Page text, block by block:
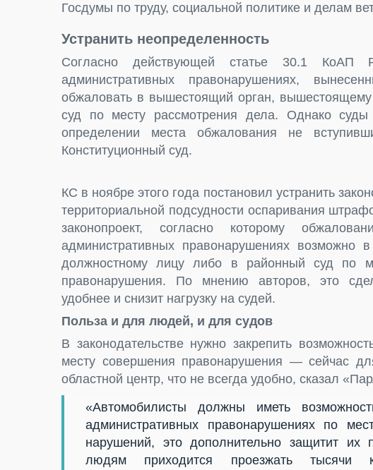
Госдумы по труду, социальной политике и делам
Устранить неопределенность
Согласно действующей статье 30.1
административных правонарушениях,
обжаловать в вышестоящий орган,
суд по месту рассмотрения дела. Однако
определении места обжалования не
Конституционный суд.
КС в ноябре этого года постановил устранить
территориальной подсудности оспаривания
законопроект, согласно которому
административных правонарушениях
должностному лицу либо в районный суд по
правонарушения. По мнению авторов, это
удобнее и снизит нагрузку на судей.
Польза и для людей, и для судов
В законодательстве нужно закрепить
месту совершения правонарушения — сейчас
областной центр, что не всегда удобно, сказал
«Автомобилисты должны иметь
административных правонарушениях по
нарушений, это дополнительно защитит
людям приходится проезжать тысячи